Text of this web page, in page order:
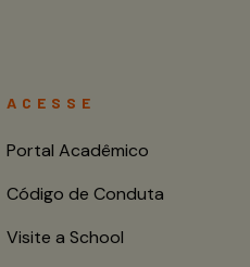
ACESSE
Portal Acadêmico
Código de Conduta
Visite a School